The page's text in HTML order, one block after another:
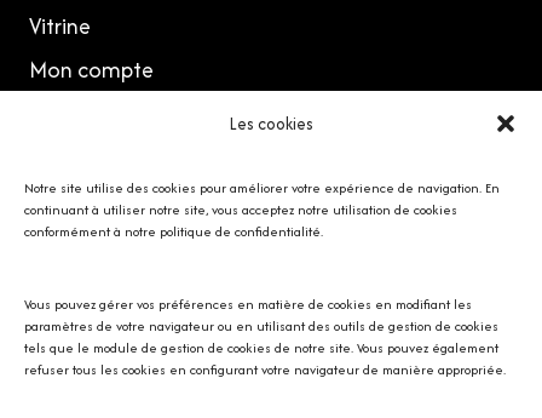
Les cookies
Notre site utilise des cookies pour améliorer votre expérience de navigation. En
continuant à utiliser notre site, vous acceptez notre utilisation de cookies
conformément à notre politique de confidentialité.
Vous pouvez gérer vos préférences en matière de cookies en modifiant les
paramètres de votre navigateur ou en utilisant des outils de gestion de cookies
tels que le module de gestion de cookies de notre site. Vous pouvez également
refuser tous les cookies en configurant votre navigateur de manière appropriée.
Vitrine
Mon compte
Avec SOS écureuil Provence